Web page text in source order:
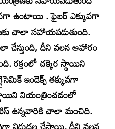
ఉంటాయి . ఫైబర్ ఎక్కువగా
చాలా సహాయపడుతుంది.
చేస్తుంది, దీని వలన ఆహారం
రక్తంలో చక్కెర స్థాయిని
ఇండెక్స్ తక్కువగా
నియంత్రించడంలో
ఉన్నవారికి చాలా మంచిది.